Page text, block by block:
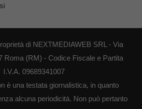
di NEXTMEDIAWEB SRL - Via
Roma (RM) - Codice Fiscale e Partita
I.V.A. 09689341007
è una testata giornalistica, in quanto
alcuna periodicità. Non può pertanto